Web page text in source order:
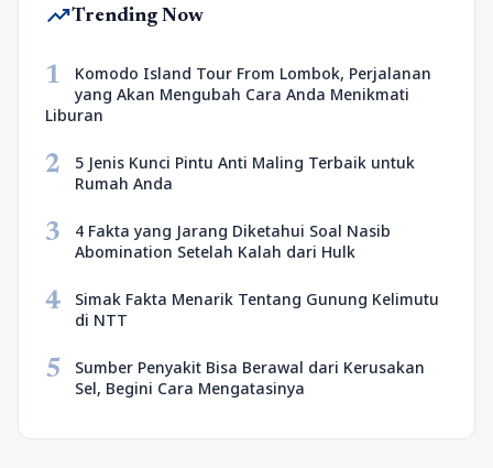
trending_upTrending Now
1
Komodo Island Tour From Lombok, Perjalanan
yang Akan Mengubah Cara Anda Menikmati
Liburan
2
5 Jenis Kunci Pintu Anti Maling Terbaik untuk
Rumah Anda
3
4 Fakta yang Jarang Diketahui Soal Nasib
Abomination Setelah Kalah dari Hulk
4
Simak Fakta Menarik Tentang Gunung Kelimutu
di NTT
5
Sumber Penyakit Bisa Berawal dari Kerusakan
Sel, Begini Cara Mengatasinya